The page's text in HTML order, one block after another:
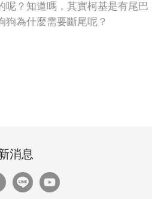
？知道嗎，其實柯基是有尾巴
為什麼需要斷尾呢？
消息